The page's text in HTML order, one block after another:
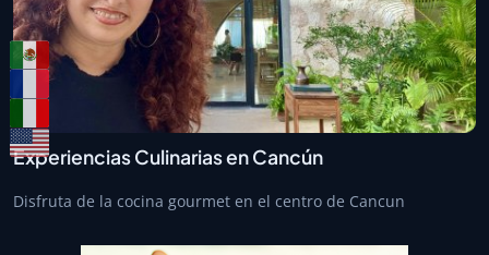
Experiencias Culinarias en Cancún
Disfruta de la cocina gourmet en el centro de Cancun